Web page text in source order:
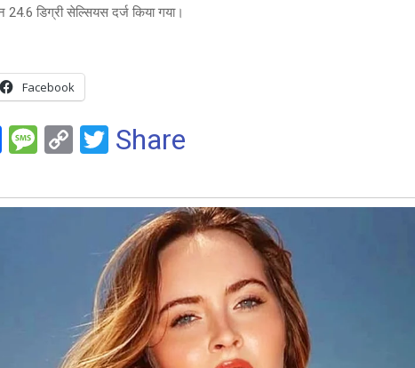
24.6 डिग्री सेल्सियस दर्ज किया गया।
Facebook
F
ce
M
s
C
py
T
tt
er
Share